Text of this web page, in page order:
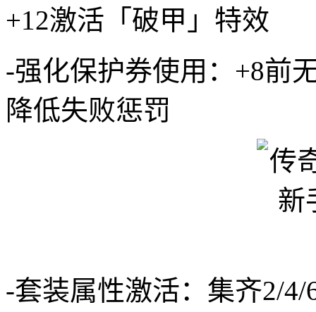
+12激活「破甲」特效
-强化保护券使用：+8前
降低失败惩罚
-套装属性激活：集齐2/